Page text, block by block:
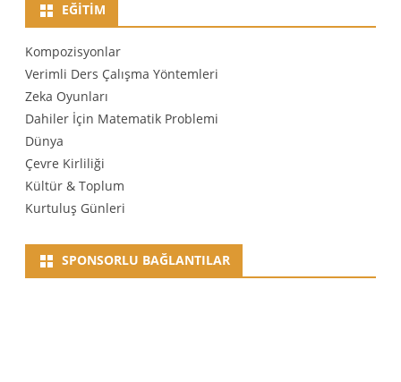
EĞITIM
Kompozisyonlar
Verimli Ders Çalışma Yöntemleri
Zeka Oyunları
Dahiler İçin Matematik Problemi
Dünya
Çevre Kirliliği
Kültür & Toplum
Kurtuluş Günleri
SPONSORLU BAĞLANTILAR